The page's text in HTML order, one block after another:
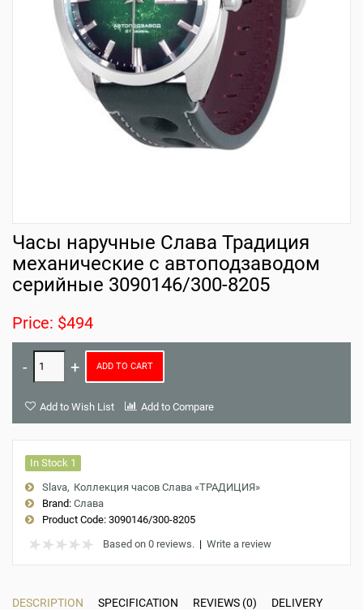
Часы наручные Слава Традиция
механические с автоподзаводом
серийные 3090146/300-8205
Price: $494
ADD TO CART
Add to Wish List Add to Compare
In Stock 1
Slava Коллекция часов Слава «ТРАДИЦИЯ»
Brand: Слава
Product Code: 3090146/300-8205
Based on 0 reviews. | Write a review
DESCRIPTION SPECIFICATION REVIEWS (0) DELIVERY